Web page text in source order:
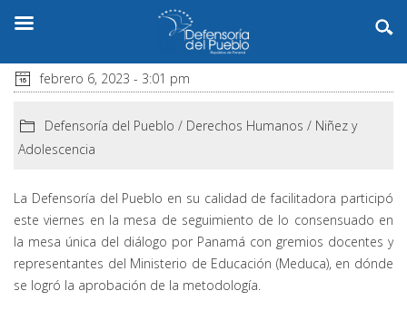
febrero 6, 2023 - 3:01 pm
Defensoría del Pueblo / Derechos Humanos / Niñez y
Adolescencia
La Defensoría del Pueblo en su calidad de facilitadora participó
este viernes en la mesa de seguimiento de lo consensuado en
la mesa única del diálogo por Panamá con gremios docentes y
representantes del Ministerio de Educación (Meduca), en dónde
se logró la aprobación de la metodología.